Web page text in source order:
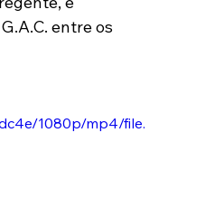
entre os
1080p/mp4/file.